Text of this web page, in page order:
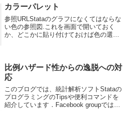
す． ブログと合わせて個人の学習に役
立...
カラーパレット
参照URLStataのグラフになくてはならな
い色の参照図.これを画面で開いておく
か、どこかに貼り付けておけば色の選択
比例ハザード性からの逸脱への対
応
このブログでは、統計解析ソフトStataの
プログラミングのTipsや便利コマンドを
紹介しています．Facebook groupでは、